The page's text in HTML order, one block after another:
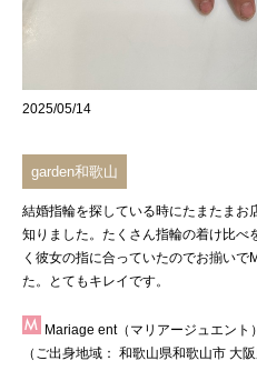
2025/05/14
garden和歌山
結婚指輪を探している時にたまたまお
知りました。たくさん指輪の着け比べ
く彼女の指に合っていたのでお揃いで
た。とてもキレイです。
Mariage ent（マリアージュエント）
（ご出身地域： 和歌山県和歌山市 大